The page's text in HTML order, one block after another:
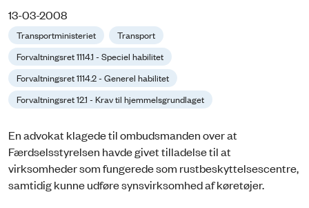
13-03-2008
Transportministeriet
Transport
Forvaltningsret 1114.1 - Speciel habilitet
Forvaltningsret 1114.2 - Generel habilitet
Forvaltningsret 12.1 - Krav til hjemmelsgrundlaget
En advokat klagede til ombudsmanden over at
Færdselsstyrelsen havde givet tilladelse til at
virksomheder som fungerede som rustbeskyttelsescentre,
samtidig kunne udføre synsvirksomhed af køretøjer.